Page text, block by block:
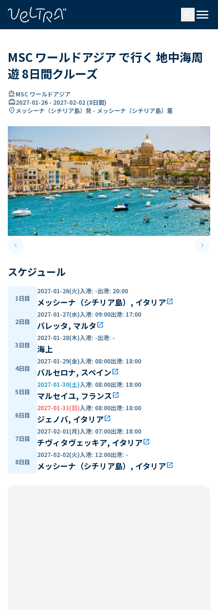
menu
MSC ワールドアジア で行く 地中海周
遊 8日間クルーズ
directions_boatMSC ワールドアジア
card_travel2027-01-26 - 2027-02-02 (8日間)
location_on メッシーナ（シチリア島）発 - メッシーナ（シチリア島）着
keyboard_arrow_leftPrevious slide keyboard_arrow_right
スケジュール
1日目
2027-01-26(火)入港: -出港: 20:00
メッシーナ（シチリア島）, イタリアopen_in_new
2日目
2027-01-27(水)入港: 09:00出港: 17:00
バレッタ, マルタopen_in_new
3日目
2027-01-28(木)入港: -出港: -
海上
4日目
2027-01-29(金)入港: 08:00出港: 18:00
バルセロナ, スペインopen_in_new
5日目
2027-01-30(土)入港: 08:00出港: 18:00
マルセイユ, フランスopen_in_new
6日目
2027-01-31(日)入港: 08:00出港: 18:00
ジェノバ, イタリアopen_in_new
7日目
2027-02-01(月)入港: 07:00出港: 18:00
チヴィタヴェッキア, イタリアopen_in_new
8日目
2027-02-02(火)入港: 12:00出港: -
メッシーナ（シチリア島）, イタリアopen_in_new